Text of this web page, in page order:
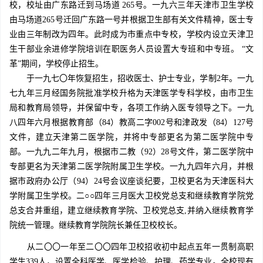
校，校址由广东路迁到马场道 265号。一九六三年天津市卫生学校
由马场道265号迁回广东路一号并根据卫生部有关文件精神，医士专
业由三年制改为四年。此时成为市重点中专校，学校内设立天津卫
生干部业余进修学院培训在职医务人员设置大专班和中专班。 “文
革”期间，学校停止招生。
于一九七〇年恢复招生，招收医士、护士专业，学制2年。一九
七九年三月经国务院批准学校升格为天津医学专科学校，由市卫生
局和教育局领导，并保留中专，各项工作纳入医专领导之下。一九
八四年六月根据教育部（84）教高二字002号和津政发（84）127号
文件，建立天津第二医学院，并将中专部更名为第二医学院中专
部。一九九二年九月，根据市二教（92）28号文件，第二医学院中
专部更名为天津第二医学院附属卫生学校。一九九四年六月，并根
据市政府办公厅（94）24号会议座谈纪要，卫校更名为天津医科大
学附属卫生学校。二○○四年三月医大卫校党总支和继续教育学院党
总支合并重组，建立继续教育学院、卫校党总支,并纳入继续教育学
院统一管理。继续教育学院院长兼任卫校校长。
从二〇〇一年至二〇〇四年卫校招收初中起点五年一贯制高职